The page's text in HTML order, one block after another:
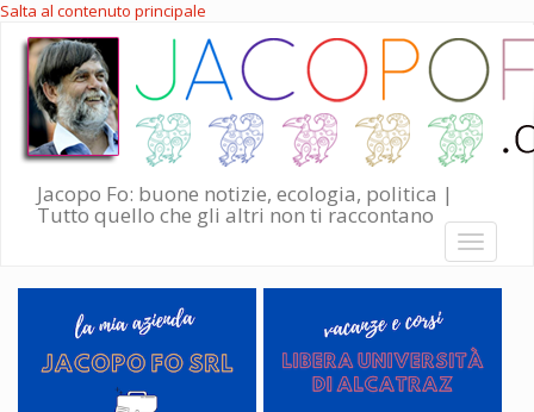
Salta al contenuto principale
Jacopo Fo: buone notizie, ecologia, politica |
Tutto quello che gli altri non ti raccontano
Toggle